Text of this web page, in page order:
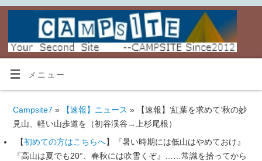
メニュー
Campsite7 » 【速報】ニュース » 【速報】‘紅葉を求めて’秋の妙
見山、軽い山歩道を（初谷渓谷→上杉尾根）
【初めての方はこちらへ】『暑い時期には低山はやめておけ』
『高山は夏でも20°、春秋には吹雪くぞ』……常識を拾ってから